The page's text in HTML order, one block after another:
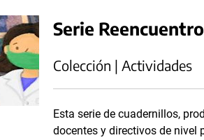
Serie
Colección | Actividades
Esta serie de cuadernillos,
docentes y directivos de nivel